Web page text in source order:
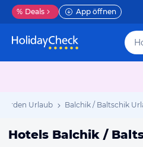
% Deals App öffnen
Urlaub Balchik / Baltschik
Hotels Balchik /